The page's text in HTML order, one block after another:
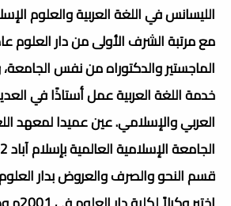
الليسانس في اللغة العربية والعلوم
الماجستير والدكتوراه من نفس
خدمة اللغة العربية عمل أستاذًا في
العربي والإسلامي. عين عميدا لمعهد